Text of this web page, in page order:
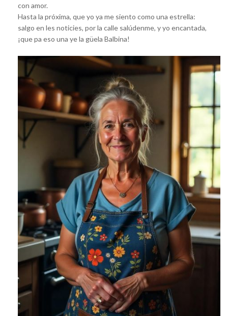
con amor.
Hasta la próxima, que yo ya me siento como una estrella:
salgo en les noticies, por la calle salúdenme, y yo encantada,
¡que pa eso una ye la güela Balbina!